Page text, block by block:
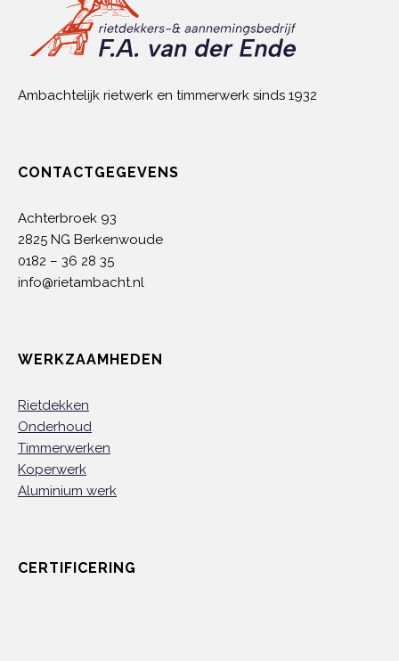
Ambachtelijk rietwerk en timmerwerk sinds 1932
CONTACTGEGEVENS
Achterbroek 93
2825 NG Berkenwoude
0182 – 36 28 35
info@rietambacht.nl
WERKZAAMHEDEN
Rietdekken
Onderhoud
Timmerwerken
Koperwerk
Aluminium werk
CERTIFICERING